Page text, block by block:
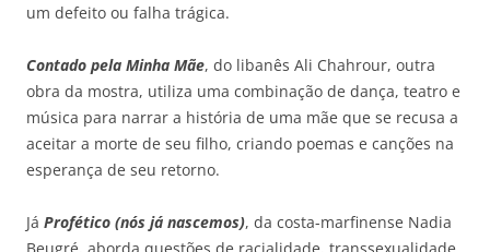
um defeito ou falha trágica.
Contado pela Minha Mãe, do libanês Ali Chahrour, outra
obra da mostra, utiliza uma combinação de dança, teatro e
música para narrar a história de uma mãe que se recusa a
aceitar a morte de seu filho, criando poemas e canções na
esperança de seu retorno.
Já Profético (nós já nascemos), da costa-marfinense Nadia
Beugré, aborda questões de racialidade, transsexualidade